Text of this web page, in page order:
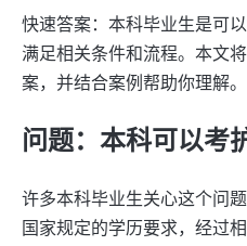
快速答案：本科毕业生是可
满足相关条件和流程。本文
案，并结合案例帮助你理解。
问题：本科可以考
许多本科毕业生关心这个问
国家规定的学历要求，经过